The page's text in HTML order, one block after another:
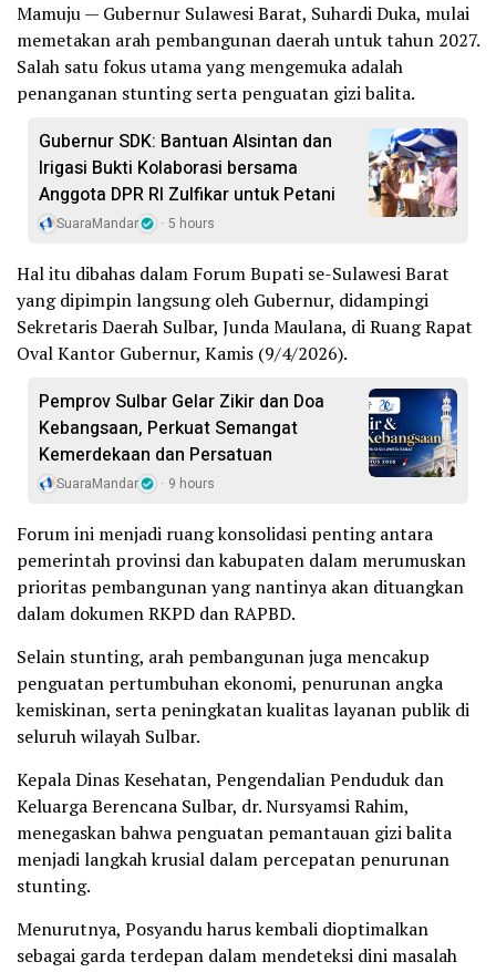
Mamuju — Gubernur Sulawesi Barat, Suhardi Duka, mulai
memetakan arah pembangunan daerah untuk tahun 2027.
Salah satu fokus utama yang mengemuka adalah
penanganan stunting serta penguatan gizi balita.
Gubernur SDK: Bantuan Alsintan dan
Irigasi Bukti Kolaborasi bersama
Anggota DPR RI Zulfikar untuk Petani
SuaraMandar 5 hours
Hal itu dibahas dalam Forum Bupati se-Sulawesi Barat
yang dipimpin langsung oleh Gubernur, didampingi
Sekretaris Daerah Sulbar, Junda Maulana, di Ruang Rapat
Oval Kantor Gubernur, Kamis (9/4/2026).
Pemprov Sulbar Gelar Zikir dan Doa
Kebangsaan, Perkuat Semangat
Kemerdekaan dan Persatuan
SuaraMandar 9 hours
Forum ini menjadi ruang konsolidasi penting antara
pemerintah provinsi dan kabupaten dalam merumuskan
prioritas pembangunan yang nantinya akan dituangkan
dalam dokumen RKPD dan RAPBD.
Selain stunting, arah pembangunan juga mencakup
penguatan pertumbuhan ekonomi, penurunan angka
kemiskinan, serta peningkatan kualitas layanan publik di
seluruh wilayah Sulbar.
Kepala Dinas Kesehatan, Pengendalian Penduduk dan
Keluarga Berencana Sulbar, dr. Nursyamsi Rahim,
menegaskan bahwa penguatan pemantauan gizi balita
menjadi langkah krusial dalam percepatan penurunan
stunting.
Menurutnya, Posyandu harus kembali dioptimalkan
sebagai garda terdepan dalam mendeteksi dini masalah